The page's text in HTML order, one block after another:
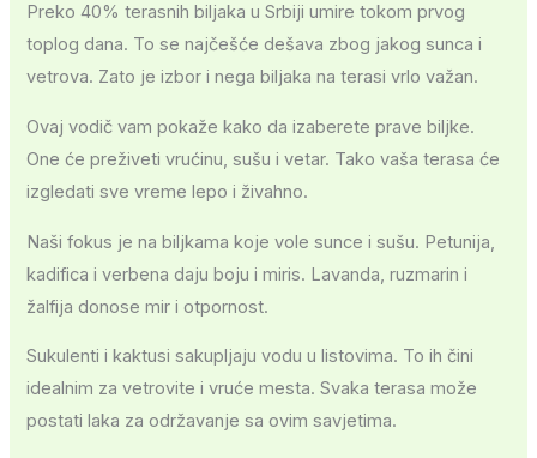
Preko 40% terasnih biljaka u Srbiji umire tokom prvog
toplog dana. To se najčešće dešava zbog jakog sunca i
vetrova. Zato je izbor i nega biljaka na terasi vrlo važan.
Ovaj vodič vam pokaže kako da izaberete prave biljke.
One će preživeti vrućinu, sušu i vetar. Tako vaša terasa će
izgledati sve vreme lepo i živahno.
Naši fokus je na biljkama koje vole sunce i sušu. Petunija,
kadifica i verbena daju boju i miris. Lavanda, ruzmarin i
žalfija donose mir i otpornost.
Sukulenti i kaktusi sakupljaju vodu u listovima. To ih čini
idealnim za vetrovite i vruće mesta. Svaka terasa može
postati laka za održavanje sa ovim savjetima.